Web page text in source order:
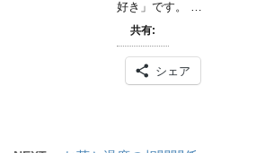
好き」です。 …
共有:
シェア